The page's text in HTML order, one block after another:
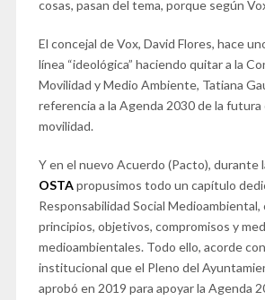
cosas, pasan del tema, porque según
El concejal de Vox, David Flores, hace
línea “ideológica” haciendo quitar a la
Movilidad y Medio Ambiente, Tatiana
referencia a la Agenda 2030 de la futura
movilidad.
Y en el nuevo Acuerdo (Pacto), durante
OSTApropusimos todo un capítulo
Responsabilidad Social Medioambiental,
principios, objetivos, compromisos y
medioambientales. Todo ello, acorde
institucional que el Pleno del
aprobó en 2019 para apoyar la Agenda